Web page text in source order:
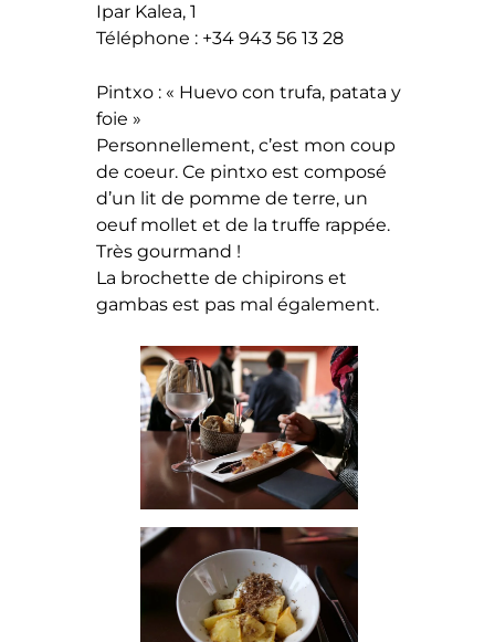
Ipar Kalea, 1
Téléphone : +34 943 56 13 28
Pintxo : « Huevo con trufa, patata y
foie »
Personnellement, c’est mon coup
de coeur. Ce pintxo est composé
d’un lit de pomme de terre, un
oeuf mollet et de la truffe rappée.
Très gourmand !
La brochette de chipirons et
gambas est pas mal également.